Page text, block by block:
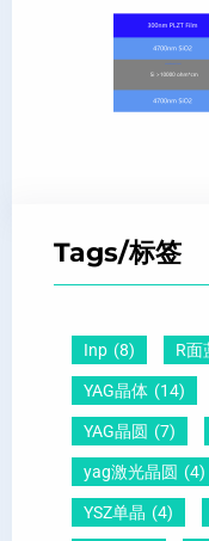
Tags/标签
Inp (8) R面
YAG晶体 (14)
YAG晶圆 (7)
yag激光晶圆 (4)
YSZ单晶 (4)